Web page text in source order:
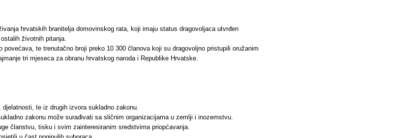
hrvatskih branitelja domovinskog rata, koji imaju status dragovoljaca utvrđen
životnih pitanja.
te trenutačno broji preko 10 300 članova koji su dragovoljno pristupili oružanim
tri mjeseca za obranu hrvatskog naroda i Republike Hrvatske.
te iz drugih izvora sukladno zakonu.
zakonu može surađivati sa sličnim organizacijama u zemlji i inozemstvu.
članstvu, tisku i svim zainteresiranim sredstvima priopćavanja.